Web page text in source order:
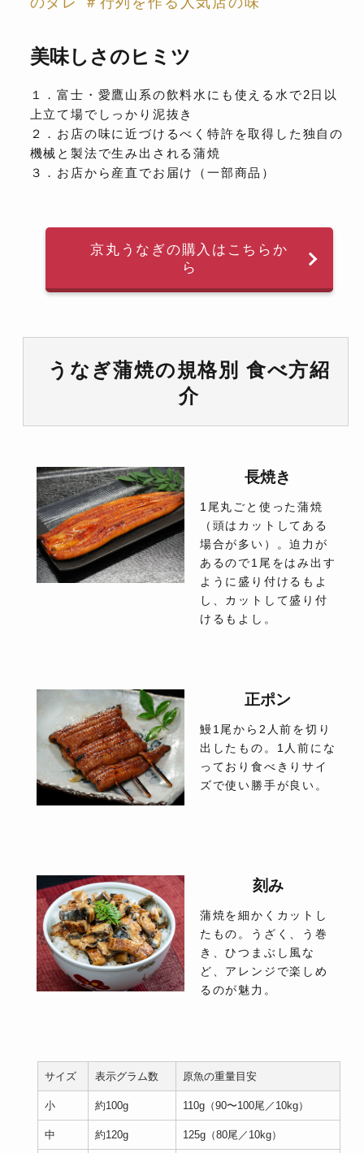
美味しさのヒミツ
１．富士・愛鷹山系の飲料水にも使える水で2日以
上立て場でしっかり泥抜き
２．お店の味に近づけるべく特許を取得した独自の
機械と製法で生み出される蒲焼
３．お店から産直でお届け（一部商品）
京丸うなぎの購入はこちらか
ら
うなぎ蒲焼の規格別 食べ方紹
介
長焼き
1尾丸ごと使った蒲焼
（頭はカットしてある
場合が多い）。迫力が
あるので1尾をはみ出す
ように盛り付けるもよ
し、カットして盛り付
けるもよし。
正ポン
鰻1尾から2人前を切り
出したもの。1人前にな
っており食べきりサイ
ズで使い勝手が良い。
刻み
蒲焼を細かくカットし
たもの。うざく、う巻
き、ひつまぶし風な
ど、アレンジで楽しめ
るのが魅力。
サイズ 表示グラム数 原魚の重量目安
小 約100g 110g（90〜100尾／10kg）
中 約120g 125g（80尾／10kg）